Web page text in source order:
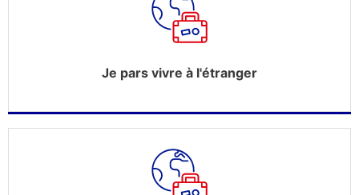
Je pars vivre à l'étranger